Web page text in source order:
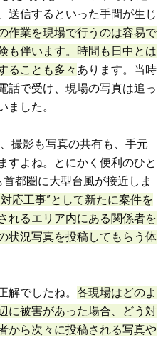
送信するといった手間が生じ
作業を現場で行うのは容易で
も伴います。時間も日中とは
ることも多々 あります。当時
話で受け、現場の写真は追っ
ました。
撮影も写真の共有も、手元
すよね。とにかく便利のひと
都圏に大型台風が接近しま
応工事”として新たに案件を
れるエリア内にある関係者を
状況写真を投稿してもらう体
解でしたね。 各現場はどのよ
に被害があった場合、どう対
から次々に投稿される写真や